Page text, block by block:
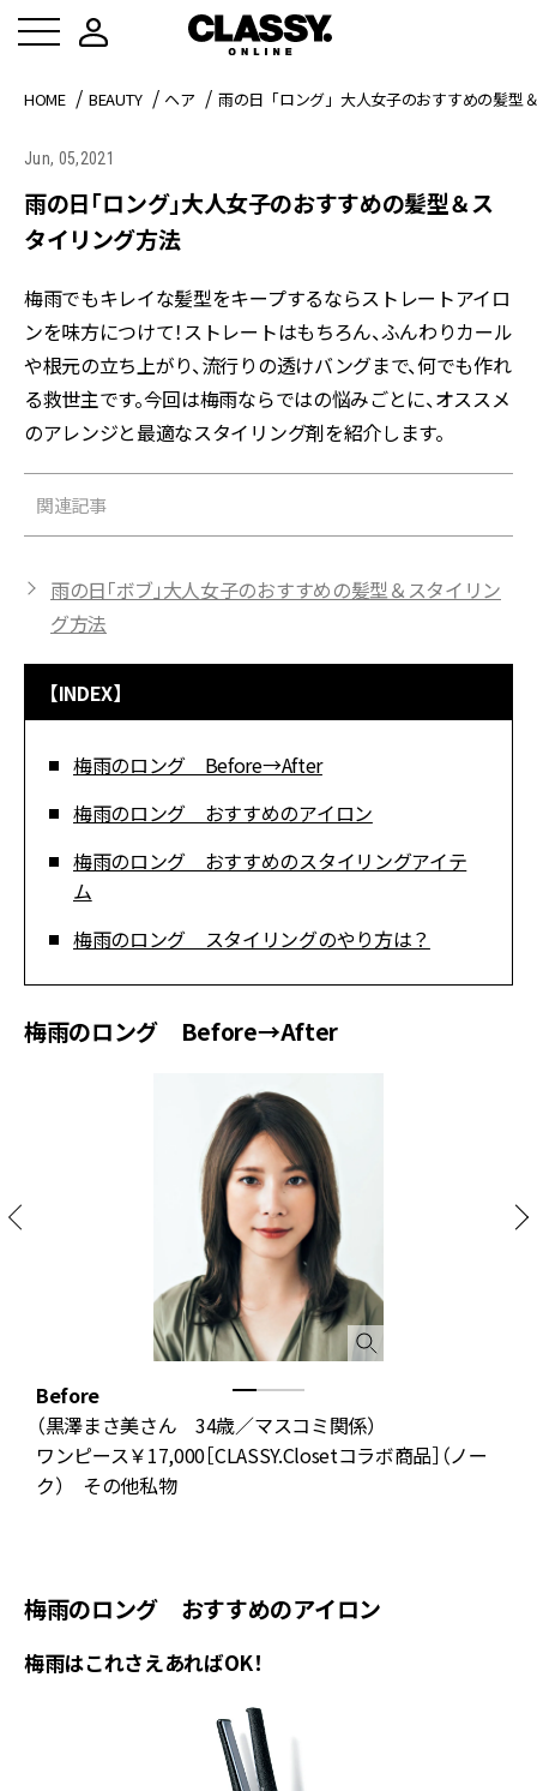
HOME BEAUTY ヘア 雨の日「ロング」大人女子のおすすめの髪型
Jun, 05,2021
雨の日「ロング」大人女子のおすすめの髪型＆ス
タイリング方法
梅雨でもキレイな髪型をキープするならストレートアイロ
ンを味方につけて！ストレートはもちろん、ふんわりカール
や根元の立ち上がり、流行りの透けバングまで、何でも作れ
る救世主です。今回は梅雨ならではの悩みごとに、オススメ
のアレンジと最適なスタイリング剤を紹介します。
関連記事
雨の日「ボブ」大人女子のおすすめの髪型＆スタイリン
グ方法
【INDEX】
梅雨のロング Before→After
梅雨のロング おすすめのアイロン
梅雨のロング おすすめのスタイリングアイテ
ム
梅雨のロング スタイリングのやり方は？
梅雨のロング Before→After
Before
（黒澤まさ美さん 34歳／マスコミ関係）
ワンピース￥17,000［CLASSY.Closetコラボ商品］（ノー
ク） その他私物
梅雨のロング おすすめのアイロン
梅雨はこれさえあればOK！